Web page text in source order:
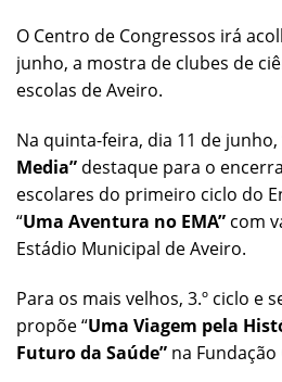
O Centro de Congressos irá
junho, a mostra de clubes de
escolas de Aveiro.
Na quinta-feira, dia 11 de junho,
Media” destaque para o
escolares do primeiro ciclo do
“Uma Aventura no EMA” com
Estádio Municipal de Aveiro.
Para os mais velhos, 3.º ciclo e
propõe “Uma Viagem pela
Futuro da Saúde” na Fundação